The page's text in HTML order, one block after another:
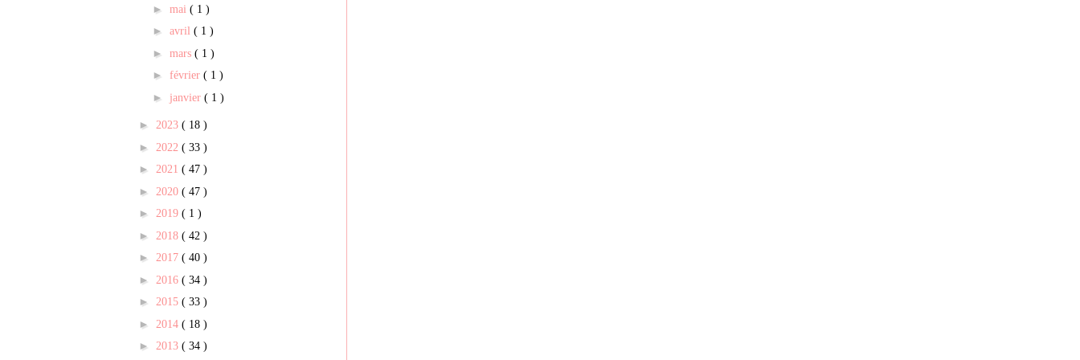
► mai ( 1 )
► avril ( 1 )
► mars ( 1 )
► février ( 1 )
► janvier ( 1 )
► 2023 ( 18 )
► 2022 ( 33 )
► 2021 ( 47 )
► 2020 ( 47 )
► 2019 ( 1 )
► 2018 ( 42 )
► 2017 ( 40 )
► 2016 ( 34 )
► 2015 ( 33 )
► 2014 ( 18 )
► 2013 ( 34 )